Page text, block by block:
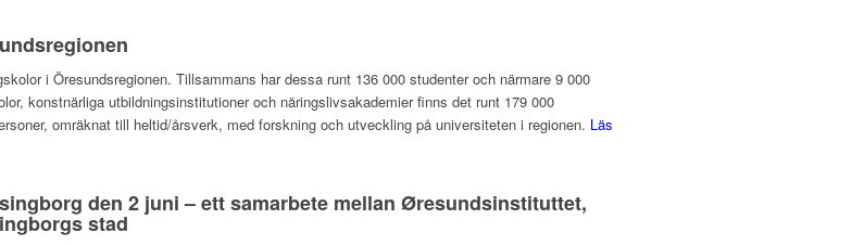
i Öresundsregionen. Tillsammans har dessa runt 136 000 studenter och närmare 9 000
konstnärliga utbildningsinstitutioner och näringslivsakademier finns det runt 179 000
omräknat till heltid/årsverk, med forskning och utveckling på universiteten i regionen. Läs
den 2 juni – ett samarbete mellan Øresundsinstituttet,
stad